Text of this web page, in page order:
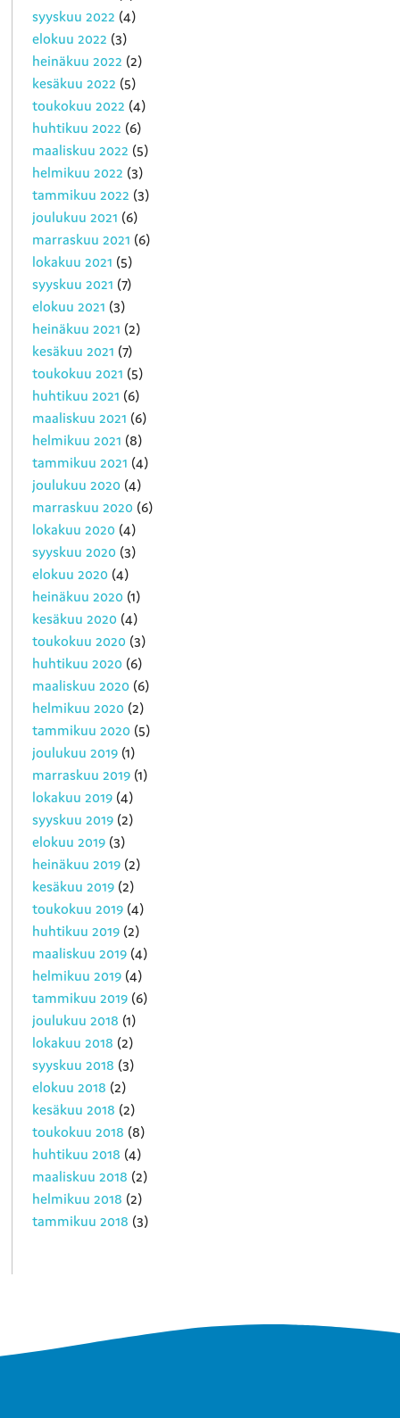
syyskuu 2022 (4)
elokuu 2022 (3)
heinäkuu 2022 (2)
kesäkuu 2022 (5)
toukokuu 2022 (4)
huhtikuu 2022 (6)
maaliskuu 2022 (5)
helmikuu 2022 (3)
tammikuu 2022 (3)
joulukuu 2021 (6)
marraskuu 2021 (6)
lokakuu 2021 (5)
syyskuu 2021 (7)
elokuu 2021 (3)
heinäkuu 2021 (2)
kesäkuu 2021 (7)
toukokuu 2021 (5)
huhtikuu 2021 (6)
maaliskuu 2021 (6)
helmikuu 2021 (8)
tammikuu 2021 (4)
joulukuu 2020 (4)
marraskuu 2020 (6)
lokakuu 2020 (4)
syyskuu 2020 (3)
elokuu 2020 (4)
heinäkuu 2020 (1)
kesäkuu 2020 (4)
toukokuu 2020 (3)
huhtikuu 2020 (6)
maaliskuu 2020 (6)
helmikuu 2020 (2)
tammikuu 2020 (5)
joulukuu 2019 (1)
marraskuu 2019 (1)
lokakuu 2019 (4)
syyskuu 2019 (2)
elokuu 2019 (3)
heinäkuu 2019 (2)
kesäkuu 2019 (2)
toukokuu 2019 (4)
huhtikuu 2019 (2)
maaliskuu 2019 (4)
helmikuu 2019 (4)
tammikuu 2019 (6)
joulukuu 2018 (1)
lokakuu 2018 (2)
syyskuu 2018 (3)
elokuu 2018 (2)
kesäkuu 2018 (2)
toukokuu 2018 (8)
huhtikuu 2018 (4)
maaliskuu 2018 (2)
helmikuu 2018 (2)
tammikuu 2018 (3)